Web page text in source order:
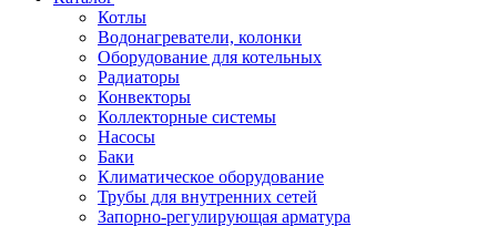
Котлы
Водонагреватели, колонки
Оборудование для котельных
Радиаторы
Конвекторы
Коллекторные системы
Насосы
Баки
Климатическое оборудование
Трубы для внутренних сетей
Запорно-регулирующая арматура